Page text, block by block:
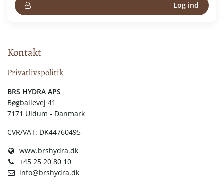
Log ind
Kontakt
Privatlivspolitik
​​BRS HYDRA APS
Bøgballevej 41
7171 Uldum - Danmark
CVR/VAT: DK44760495
www.brshydra.dk
+45 25 20 80 10
info@brshydra.dk